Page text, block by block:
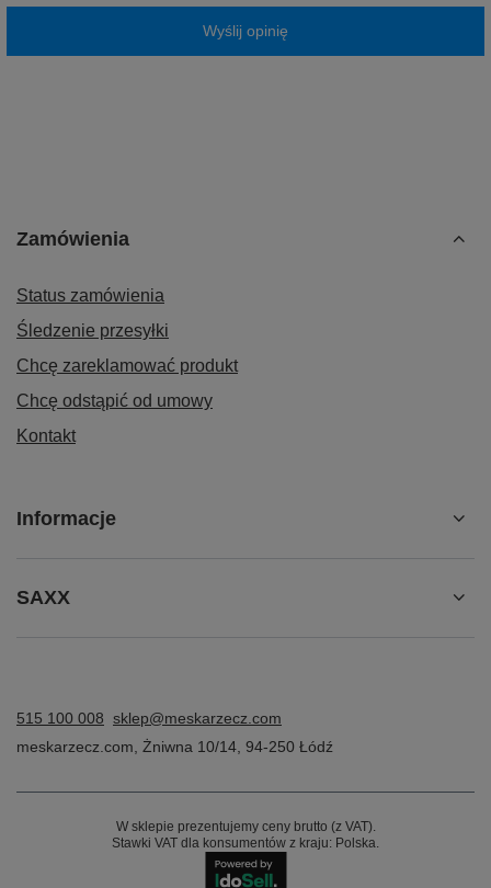
Wyślij opinię
Zamówienia
Status zamówienia
Śledzenie przesyłki
Chcę zareklamować produkt
Chcę odstąpić od umowy
Kontakt
Informacje
SAXX
515 100 008 sklep@meskarzecz.com
meskarzecz.com
Żniwna 10/14 94-250 Łódź
W sklepie prezentujemy ceny brutto (z VAT).
Stawki VAT dla konsumentów z kraju: Polska.